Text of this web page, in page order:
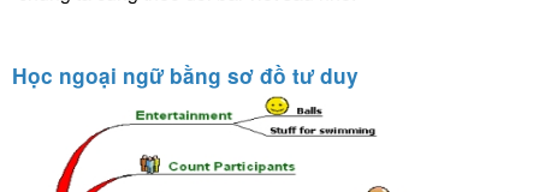
Học ngoại ngữ bằng sơ đồ tư duy